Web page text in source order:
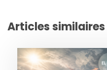
Articles similaires